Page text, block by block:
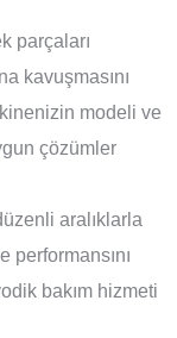
parçaları
kavuşmasını
modeli ve
çözümler
aralıklarla
performansını
bakım hizmeti